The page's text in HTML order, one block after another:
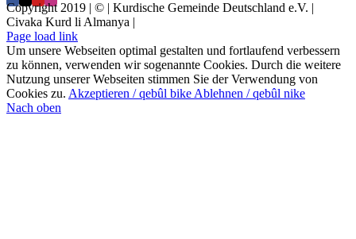
Copyright 2019 | © | Kurdische Gemeinde Deutschland e.V. |
Civaka Kurd li Almanya |
Page load link
Um unsere Webseiten optimal gestalten und fortlaufend verbessern
zu können, verwenden wir sogenannte Cookies. Durch die weitere
Nutzung unserer Webseiten stimmen Sie der Verwendung von
Cookies zu. Akzeptieren / qebûl bikeAblehnen / qebûl nike
Nach oben